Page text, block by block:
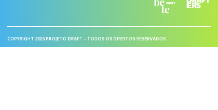
COPYRIGHT 2026 PROJETO DRAFT – TODOS OS DIREITOS RESERVADOS